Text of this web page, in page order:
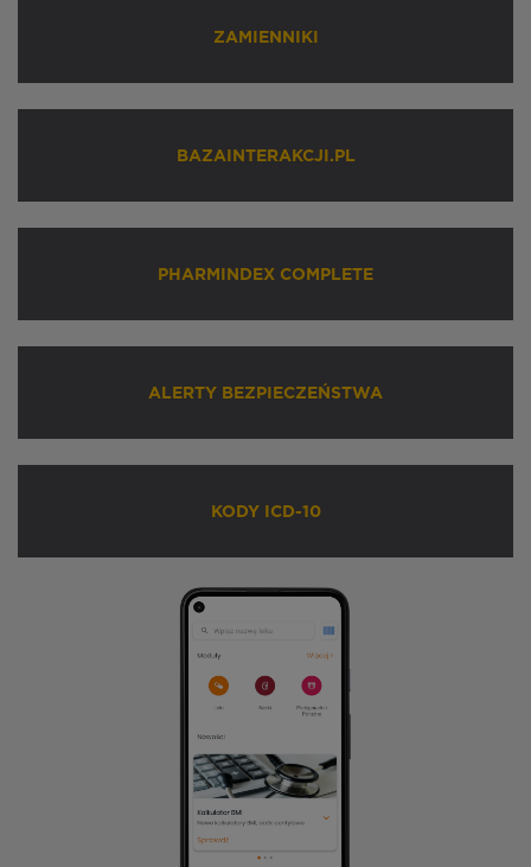
ZAMIENNIKI
BAZAINTERAKCJI.PL
PHARMINDEX COMPLETE
ALERTY BEZPIECZEŃSTWA
KODY ICD-10